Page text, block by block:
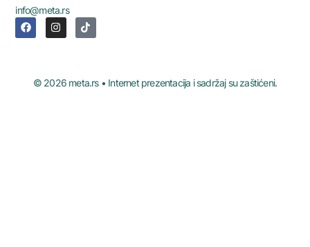
info@meta.rs
© 2026 meta.rs • Internet prezentacija i sadržaj su zaštićeni.